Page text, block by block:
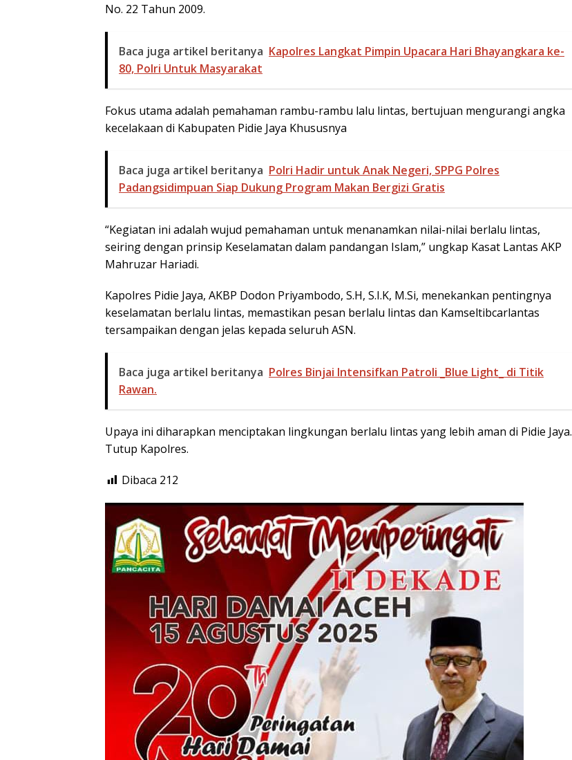
No. 22 Tahun 2009.
Baca juga artikel beritanya Kapolres Langkat Pimpin Upacara Hari Bhayangkara ke-
80, Polri Untuk Masyarakat
Fokus utama adalah pemahaman rambu-rambu lalu lintas, bertujuan mengurangi angka
kecelakaan di Kabupaten Pidie Jaya Khususnya
Baca juga artikel beritanya Polri Hadir untuk Anak Negeri, SPPG Polres
Padangsidimpuan Siap Dukung Program Makan Bergizi Gratis
“Kegiatan ini adalah wujud pemahaman untuk menanamkan nilai-nilai berlalu lintas,
seiring dengan prinsip Keselamatan dalam pandangan Islam,” ungkap Kasat Lantas AKP
Mahruzar Hariadi.
Kapolres Pidie Jaya, AKBP Dodon Priyambodo, S.H, S.I.K, M.Si, menekankan pentingnya
keselamatan berlalu lintas, memastikan pesan berlalu lintas dan Kamseltibcarlantas
tersampaikan dengan jelas kepada seluruh ASN.
Baca juga artikel beritanya Polres Binjai Intensifkan Patroli _Blue Light_ di Titik
Rawan.
Upaya ini diharapkan menciptakan lingkungan berlalu lintas yang lebih aman di Pidie Jaya.
Tutup Kapolres.
Dibaca 212